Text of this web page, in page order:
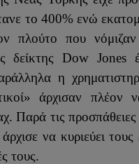
το 400% ενώ
πλούτο που
δείκτηςDow Jones
η
άρχισαν
Παρά τις
να κυριεύει
τους.